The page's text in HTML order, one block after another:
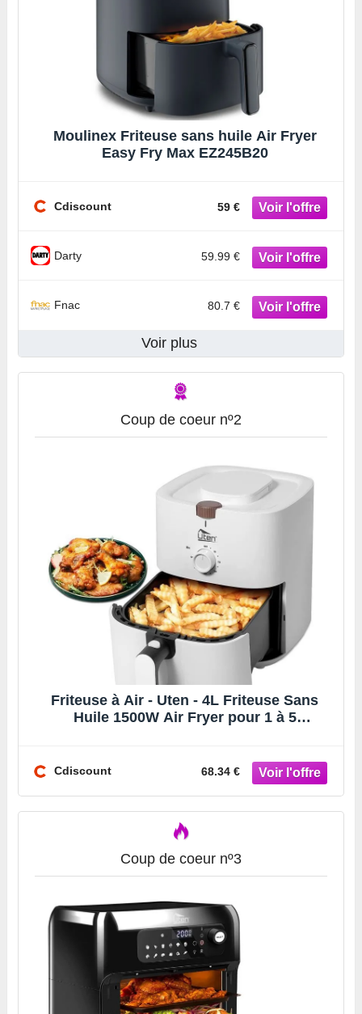
Moulinex Friteuse sans huile Air Fryer
Easy Fry Max EZ245B20
Cdiscount 59 €
Darty 59.99 €
Fnac 80.7 €
Voir plus
Coup de coeur nº2
Friteuse à Air - Uten - 4L Friteuse Sans
Huile 1500W Air Fryer pour 1 à 5
Cdiscount 68.34 €
Coup de coeur nº3